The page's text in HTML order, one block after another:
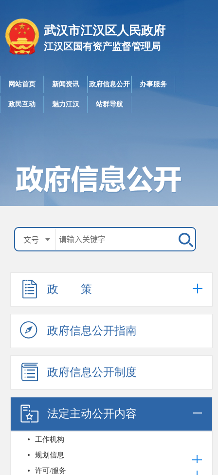
武汉市江汉区人民政府
江汉区国有资产监督管理局
网站首页 新闻资讯 政府信息公开 办事服务
政民互动 魅力江汉 站群导航
政 策
政府信息公开指南
政府信息公开制度
法定主动公开内容
工作机构
规划信息
许可/服务